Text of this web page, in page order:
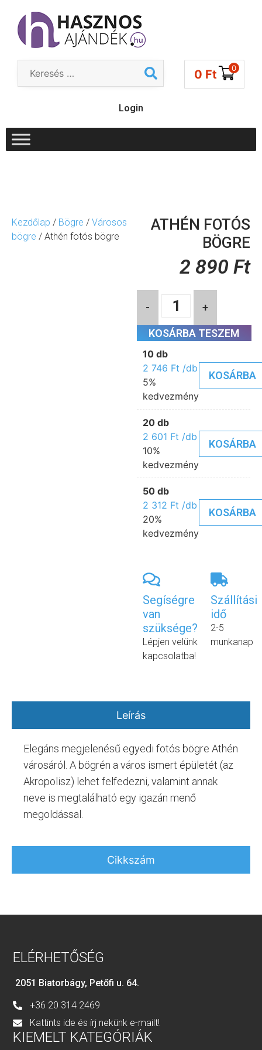
0 Ft 0
Login
Kezdőlap / Bögre / Városos
bögre / Athén fotós bögre
ATHÉN FOTÓS
BÖGRE
2 890 Ft
- +
KOSÁRBA TESZEM
10 db
2 746 Ft /db
5%
kedvezmény
KOSÁRBA
20 db
2 601 Ft /db
10%
kedvezmény
KOSÁRBA
50 db
2 312 Ft /db
20%
kedvezmény
KOSÁRBA
Segíségre
van
szüksége?
Lépjen velünk
kapcsolatba!
Szállítási
idő
2-5
munkanap
Leírás
Cikkszám
Elegáns megjelenésű egyedi fotós bögre Athén
városáról. A bögrén a város ismert épületét (az
Akropolisz) lehet felfedezni, valamint annak
neve is megtalálható egy igazán menő
megoldással.
ELÉRHETŐSÉG
2051 Biatorbágy, Petőfi u. 64.
+36 20 314 2469
Kattints ide és írj nekünk e-mailt!
KIEMELT KATEGÓRIÁK